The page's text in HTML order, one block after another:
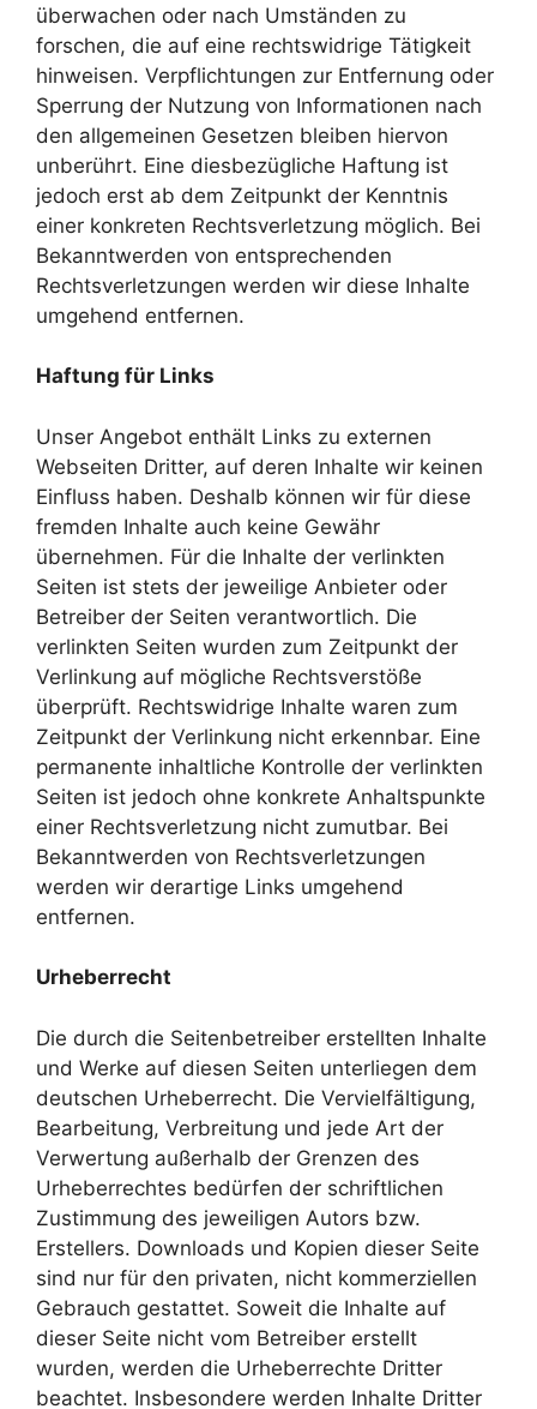
überwachen oder nach Umständen zu
forschen, die auf eine rechtswidrige Tätigkeit
hinweisen. Verpflichtungen zur Entfernung oder
Sperrung der Nutzung von Informationen nach
den allgemeinen Gesetzen bleiben hiervon
unberührt. Eine diesbezügliche Haftung ist
jedoch erst ab dem Zeitpunkt der Kenntnis
einer konkreten Rechtsverletzung möglich. Bei
Bekanntwerden von entsprechenden
Rechtsverletzungen werden wir diese Inhalte
umgehend entfernen.
Haftung für Links
Unser Angebot enthält Links zu externen
Webseiten Dritter, auf deren Inhalte wir keinen
Einfluss haben. Deshalb können wir für diese
fremden Inhalte auch keine Gewähr
übernehmen. Für die Inhalte der verlinkten
Seiten ist stets der jeweilige Anbieter oder
Betreiber der Seiten verantwortlich. Die
verlinkten Seiten wurden zum Zeitpunkt der
Verlinkung auf mögliche Rechtsverstöße
überprüft. Rechtswidrige Inhalte waren zum
Zeitpunkt der Verlinkung nicht erkennbar. Eine
permanente inhaltliche Kontrolle der verlinkten
Seiten ist jedoch ohne konkrete Anhaltspunkte
einer Rechtsverletzung nicht zumutbar. Bei
Bekanntwerden von Rechtsverletzungen
werden wir derartige Links umgehend
entfernen.
Urheberrecht
Die durch die Seitenbetreiber erstellten Inhalte
und Werke auf diesen Seiten unterliegen dem
deutschen Urheberrecht. Die Vervielfältigung,
Bearbeitung, Verbreitung und jede Art der
Verwertung außerhalb der Grenzen des
Urheberrechtes bedürfen der schriftlichen
Zustimmung des jeweiligen Autors bzw.
Erstellers. Downloads und Kopien dieser Seite
sind nur für den privaten, nicht kommerziellen
Gebrauch gestattet. Soweit die Inhalte auf
dieser Seite nicht vom Betreiber erstellt
wurden, werden die Urheberrechte Dritter
beachtet. Insbesondere werden Inhalte Dritter